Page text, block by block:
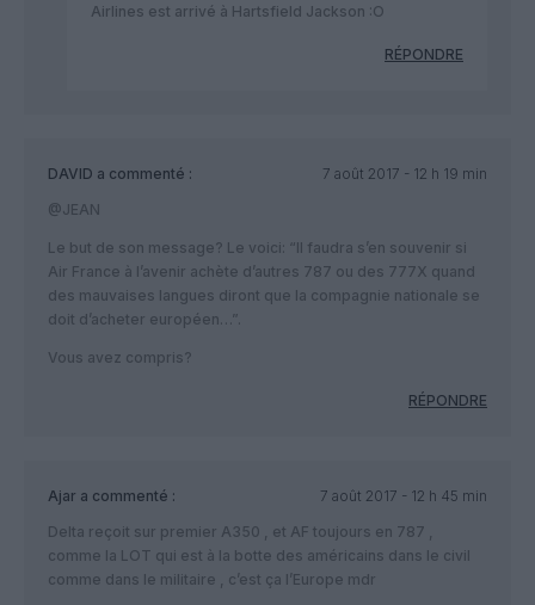
Airlines est arrivé à Hartsfield Jackson :O
RÉPONDRE
DAVID a commenté :
7 août 2017 - 12 h 19 min
@JEAN
Le but de son message? Le voici: “Il faudra s’en souvenir si
Air France à l’avenir achète d’autres 787 ou des 777X quand
des mauvaises langues diront que la compagnie nationale se
doit d’acheter européen…”.
Vous avez compris?
RÉPONDRE
Ajar a commenté :
7 août 2017 - 12 h 45 min
Delta reçoit sur premier A350 , et AF toujours en 787 ,
comme la LOT qui est à la botte des américains dans le civil
comme dans le militaire , c’est ça l’Europe mdr